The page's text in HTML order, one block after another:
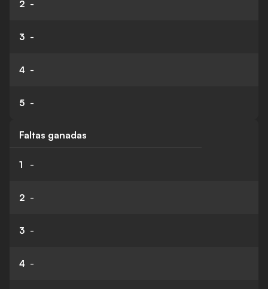
2 -
3 -
4 -
5 -
Faltas ganadas
1 -
2 -
3 -
4 -